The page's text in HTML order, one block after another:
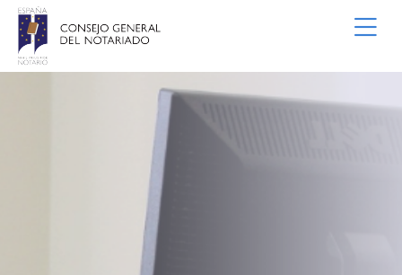
Zum Hauptinhalt springen